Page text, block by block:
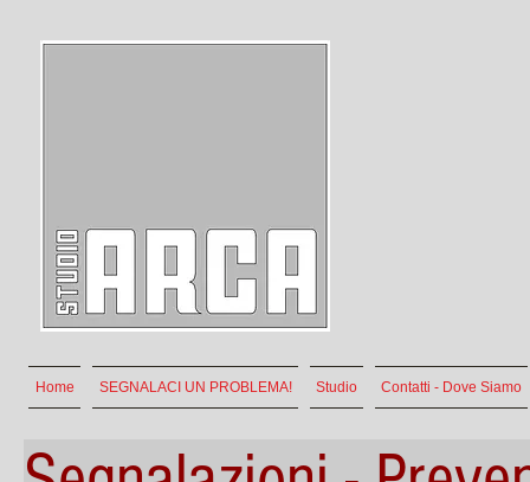
Home SEGNALACI UN PROBLEMA! Studio Contatti - Dove Siamo